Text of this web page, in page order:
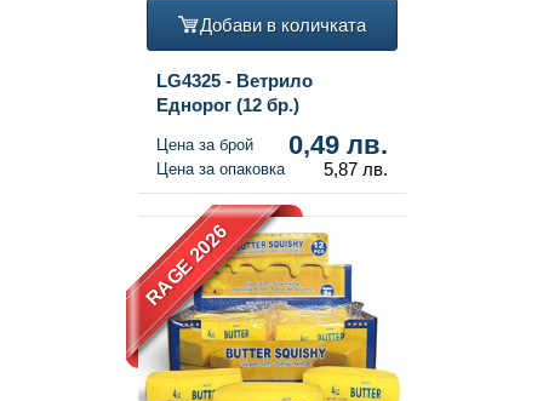
Добави в количката
LG4325 - Ветрило
Еднорог (12 бр.)
Цена за брой 0,49 лв.
Цена за опаковка 5,87 лв.
RAGE 2026